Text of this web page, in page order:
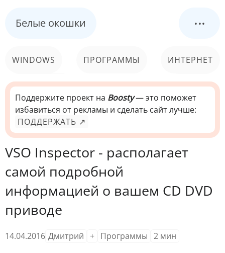
Белые окошки ...
WINDOWS ПРОГРАММЫ ИНТЕРНЕТ
КОМПЬЮТЕР
СИСТЕМА
Поддержите проект на Boosty— это поможет
избавиться от рекламы и сделать сайт лучше:
ПОДДЕРЖАТЬ ↗
VSO Inspector - располагает
самой подробной
информацией о вашем CD DVD
приводе
14.04.2016 Дмитрий + Программы 2 мин